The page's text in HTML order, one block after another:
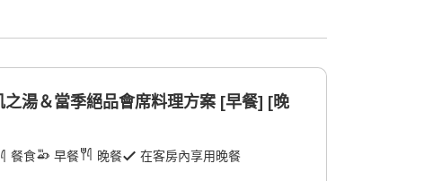
湯＆當季絕品會席料理方案 [早餐] [晚
餐食 早餐 晚餐
在客房內享用晚餐